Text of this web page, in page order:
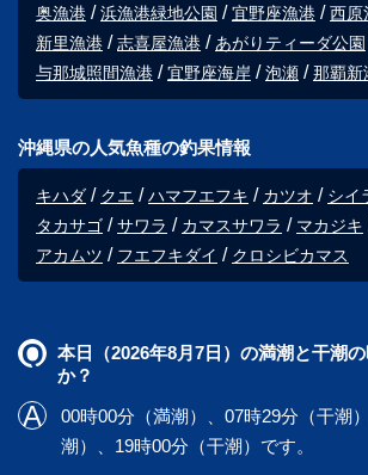
奥漁港 浜漁港緑地公園 宜野座漁港 西原
新里漁港
志喜屋漁港
あがりティーダ公園
与那城照間漁港
宜野座海岸 泡瀬 那覇新
沖縄県の人気魚種の釣果情報
キハダ クエ ハマフエフキ カツオ シイ
タカサゴ
サワラ カマスサワラ マカジキ
アカムツ
フエフキダイ クロシビカマス
本日（2026年8月7日）の満潮と干潮
か？
00時00分（満潮）、07時29分（干潮
潮）、19時00分（干潮）です。